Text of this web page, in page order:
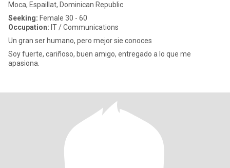
Moca, Espaillat, Dominican Republic
Seeking: Female 30 - 60
Occupation: IT / Communications
Un gran ser humano, pero mejor sie conoces
Soy fuerte, cariñoso, buen amigo, entregado a lo que me
apasiona.